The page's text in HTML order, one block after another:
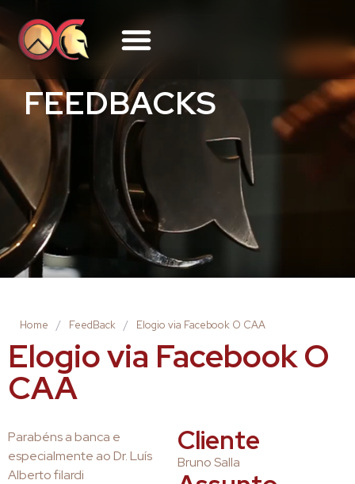
FEEDBACKS
Home / FeedBack / Elogio via Facebook O CAA
Elogio via Facebook O
CAA
Parabéns a banca e
especialmente ao Dr. Luís
Alberto filardi
Cliente
Bruno Salla